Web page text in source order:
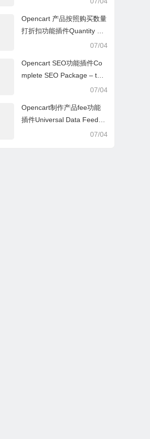
Opencart 产品按照购买数量
打折扣功能插件Quantity dis
count with special price07/04
Opencart SEO功能插件Co
mplete SEO Package – the
best seo extension for open
07/04
Opencart制作产品fee功能
插件Universal Data Feed
(Google Merchant,Bing sho
07/04